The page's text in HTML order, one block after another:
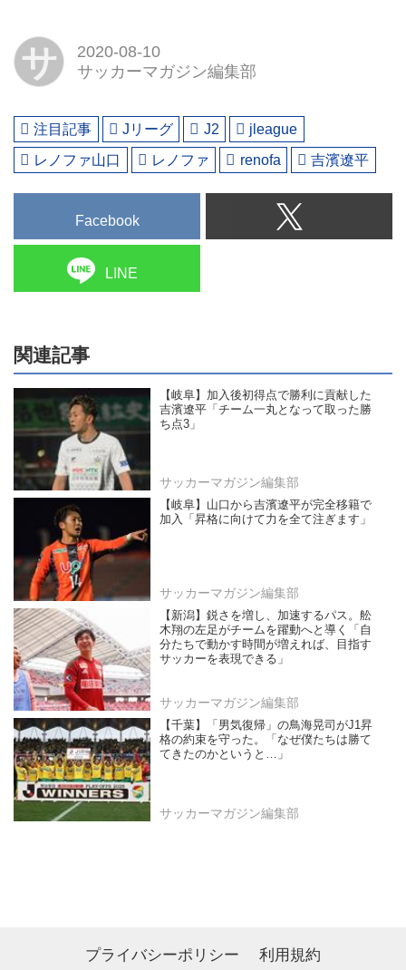
サ
2020-08-10
サッカーマガジン編集部
注目記事 Jリーグ J2
jleague
レノファ山口
レノファ renofa 吉濱遼平
Facebook
LINE
関連記事
【岐阜】加入後初得点で勝利に貢献した
吉濱遼平「チーム一丸となって取った勝
ち点3」
サッカーマガジン編集部
【岐阜】山口から吉濱遼平が完全移籍で
加入「昇格に向けて力を全て注ぎます」
サッカーマガジン編集部
【新潟】鋭さを増し、加速するパス。舩
木翔の左足がチームを躍動へと導く「自
分たちで動かす時間が増えれば、目指す
サッカーを表現できる」
サッカーマガジン編集部
【千葉】「男気復帰」の鳥海晃司がJ1昇
格の約束を守った。「なぜ僕たちは勝て
てきたのかというと…」
サッカーマガジン編集部
プライバシーポリシー 利用規約